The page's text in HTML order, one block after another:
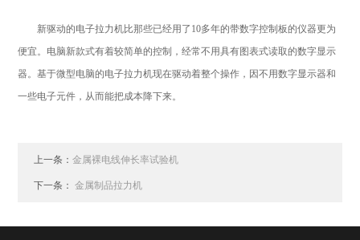
新驱动的电子拉力机比那些已经用了 10多年的带数字控制板的仪器更为
便宜。电脑新款式有着较简单的控制，经常不用具有图表式读取的数字显示
器。基于微型电脑的电子拉力机现在驱动着整个操作，因不用数字显示器和
一些电子元件，从而能把成本降下来。
上一条：金属裸电线伸长率试验机
下一条：金属制品拉力机